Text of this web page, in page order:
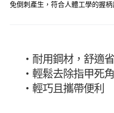
免倒刺產生，符合人體工學的握
・ 耐用鋼材，舒適
・ 輕鬆去除指甲死
・ 輕巧且攜帶便利